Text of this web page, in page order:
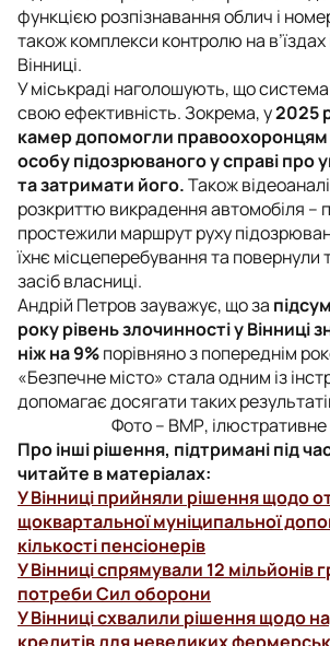
функцією розпізнавання облич і
також комплекси контролю на в’їздах
Вінниці.
У міськраді наголошують, що
свою ефективність. Зокрема, у2025
камер допомогли правоохоронцям
особу підозрюваного у справі про
та затримати його.Також
розкриттю викрадення автомобіля –
простежили маршрут руху
їхнє місцеперебування та повернули
засіб власниці.
Андрій Петров зауважує, що за
року рівень злочинності у Вінниці
ніж на 9%порівняно з попереднім
«Безпечне місто» стала одним із
допомагає досягати таких
Фото – ВМР,
Про інші рішення, підтримані під
читайте в матеріалах:
У Вінниці прийняли рішення щодо
щоквартальної муніципальної
кількості пенсіонерів
У Вінниці спрямували 12 мільйонів
потреби Сил оборони
У Вінниці схвалили рішення щодо